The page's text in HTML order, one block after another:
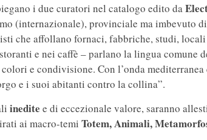
i due curatori nel catalogo edito da
(internazionale), provinciale ma imbevuto
che affollano fornaci, fabbriche, studi,
e nei caffè – parlano la lingua comune
e condivisione. Con l’onda mediterranea
e i suoi abitanti contro la collina”.
inedite e di eccezionale valore, saranno
ai macro-temi Totem, Animali,